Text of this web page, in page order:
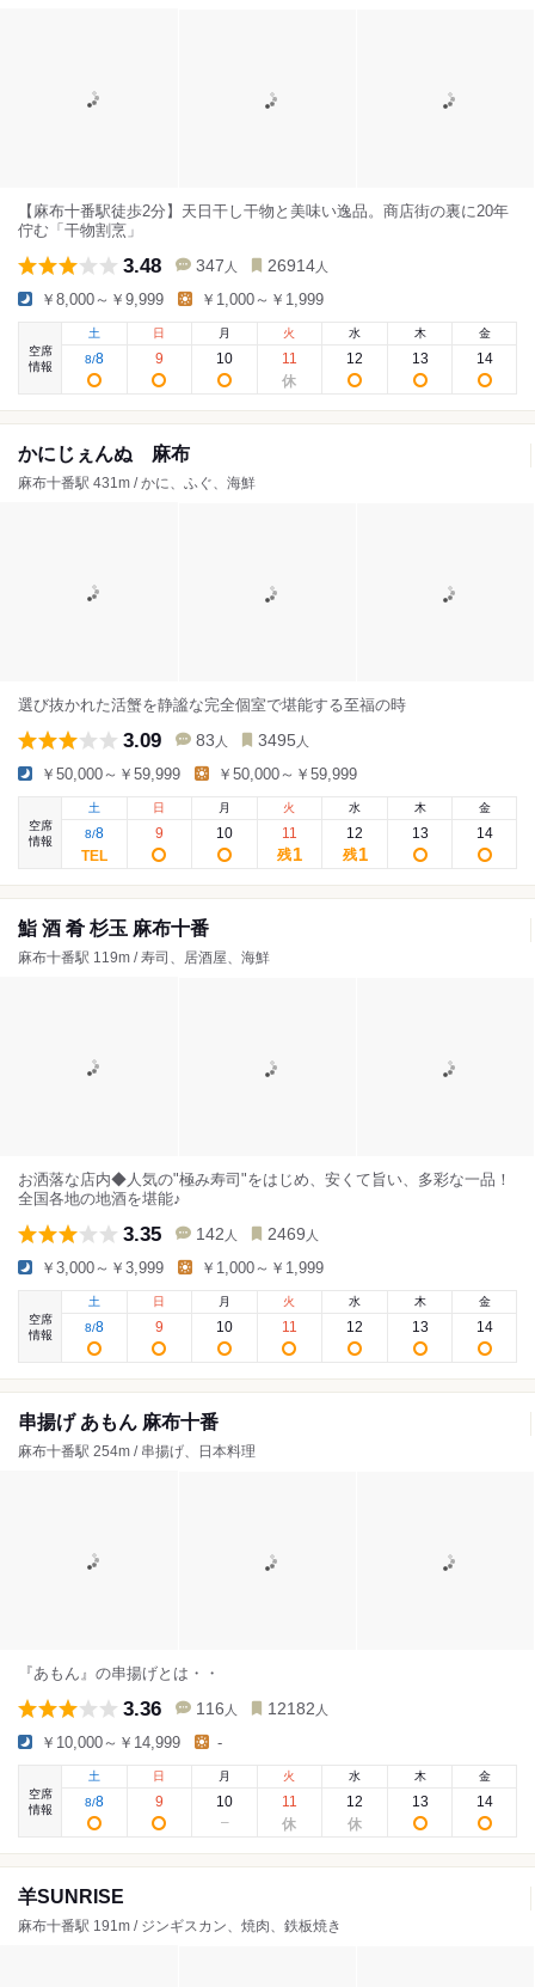
【麻布十番駅徒歩2分】天日干し干物と美味い逸品。商店街の裏に20年
佇む「干物割烹」
3.48 347 人 26914 人
￥8,000～￥9,999 ￥1,000～￥1,999
空席
情報
土
8/8
日
9
月
10
火
11
水
12
木
13
金
14
かにじぇんぬ 麻布
麻布十番駅 431m / かに、ふぐ、海鮮
選び抜かれた活蟹を静謐な完全個室で堪能する至福の時
3.09 83 人 3495 人
￥50,000～￥59,999 ￥50,000～￥59,999
空席
情報
土
8/8
日
9
月
10
火
11
残1
水
12
残1
木
13
金
14
鮨 酒 肴 杉玉 麻布十番
麻布十番駅 119m / 寿司、居酒屋、海鮮
お洒落な店内◆人気の"極み寿司"をはじめ、安くて旨い、多彩な一品！
全国各地の地酒を堪能♪
3.35 142 人 2469 人
￥3,000～￥3,999 ￥1,000～￥1,999
空席
情報
土
8/8
日
9
月
10
火
11
水
12
木
13
金
14
串揚げ あもん 麻布十番
麻布十番駅 254m / 串揚げ、日本料理
『あもん』の串揚げとは・・
3.36 116 人 12182 人
￥10,000～￥14,999 -
空席
情報
土
8/8
日
9
月
10
火
11
水
12
木
13
金
14
羊SUNRISE
麻布十番駅 191m / ジンギスカン、焼肉、鉄板焼き